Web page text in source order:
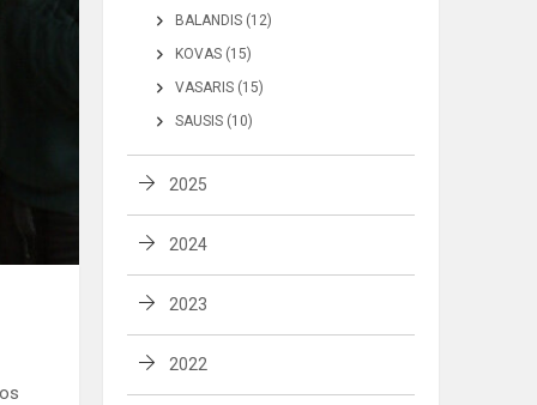
BALANDIS (12)
KOVAS (15)
VASARIS (15)
SAUSIS (10)
2025
2024
2023
2022